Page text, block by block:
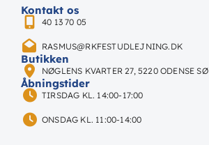
Kontakt os
40 13 70 05
RASMUS@RKFESTUDLEJNING.DK
Butikken
NØGLENS KVARTER 27, 5220 ODENSE SØ
Åbningstider
TIRSDAG KL. 14:00-17:00
ONSDAG KL. 11:00-14:00